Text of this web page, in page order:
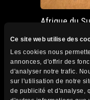
Ce site web utilise des
Les cookies nous
annonces, d'offrir des
d'analyser notre trafic.
sur l'utilisation de notre
de publicité et d'analyse,
Afrique du
Prochain